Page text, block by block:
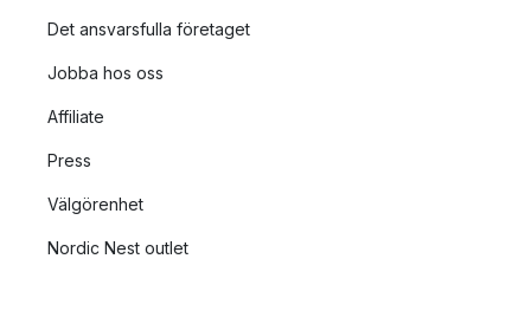
Det ansvarsfulla företaget
Jobba hos oss
Affiliate
Press
Välgörenhet
Nordic Nest outlet